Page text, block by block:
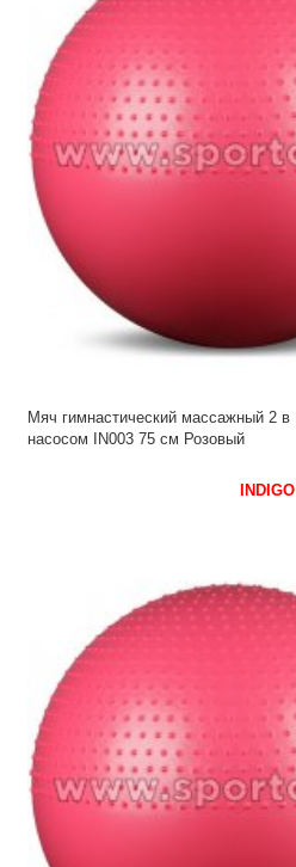
Мяч гимнастический массажный 2 в 1 INDIGO Anti-burst с
насосом IN003 75 см Розовый
INDIGO